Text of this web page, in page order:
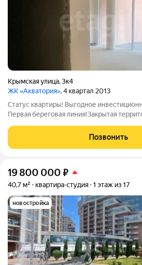
Крымская улица,3к4
ЖК «Акватория», 4 квартал 2013
Статус квартиры! Выгодное
Первая береговая линия!Закрытая
прогулочным шагом!Ближайший
себе представить! Вид на фонтан и
Позвонить
19 800 000 ₽
40,7 м² квартира-студия 1 этаж из 17
новостройка